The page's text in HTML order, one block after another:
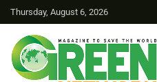
Thursday, August 6, 2026